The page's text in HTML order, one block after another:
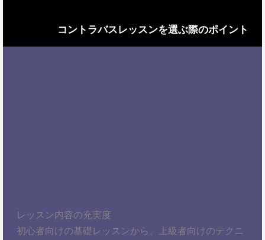
コントラバスレッスンを選ぶ際のポイント
レッスン内容の充実度
初心者向けの基礎レッスンから、上級者向けのテクニ